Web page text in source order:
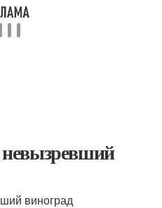
невызревший
виноград